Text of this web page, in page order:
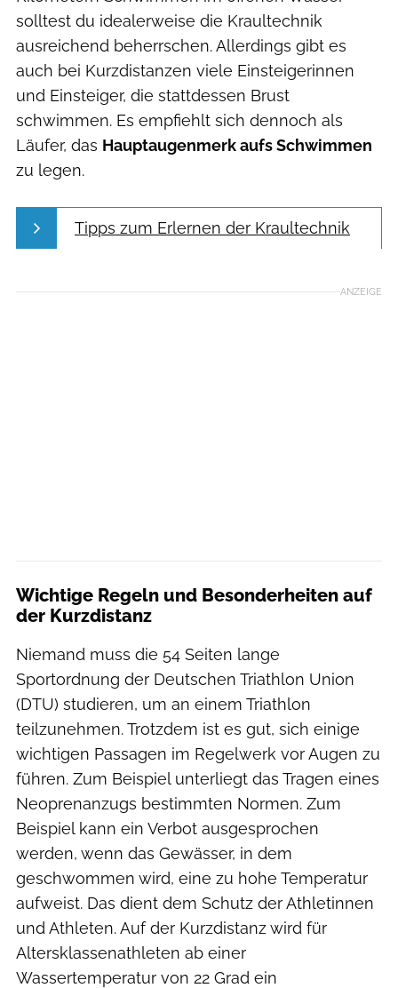
solltest du idealerweise die Kraultechnik
ausreichend beherrschen. Allerdings gibt es
auch bei Kurzdistanzen viele Einsteigerinnen
und Einsteiger, die stattdessen Brust
schwimmen. Es empfiehlt sich dennoch als
Läufer, das Hauptaugenmerk aufs Schwimmen
zu legen.
Tipps zum Erlernen der Kraultechnik
ANZEIGE
Wichtige Regeln und Besonderheiten auf
der Kurzdistanz
Niemand muss die 54 Seiten lange
Sportordnung der Deutschen Triathlon Union
(DTU) studieren, um an einem Triathlon
teilzunehmen. Trotzdem ist es gut, sich einige
wichtigen Passagen im Regelwerk vor Augen zu
führen. Zum Beispiel unterliegt das Tragen eines
Neoprenanzugs bestimmten Normen. Zum
Beispiel kann ein Verbot ausgesprochen
werden, wenn das Gewässer, in dem
geschwommen wird, eine zu hohe Temperatur
aufweist. Das dient dem Schutz der Athletinnen
und Athleten. Auf der Kurzdistanz wird für
Altersklassenathleten ab einer
Wassertemperatur von 22 Grad ein